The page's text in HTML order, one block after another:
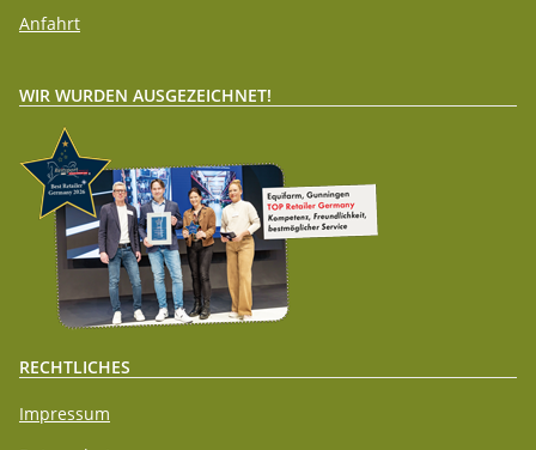
Anfahrt
WIR WURDEN AUSGEZEICHNET!
RECHTLICHES
Impressum